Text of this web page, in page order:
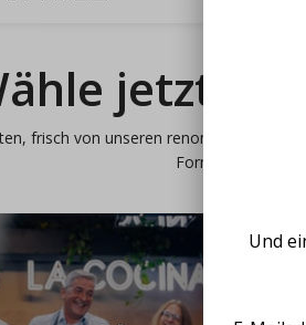
jetzt
frisch von unseren renommierten
Form von
Und